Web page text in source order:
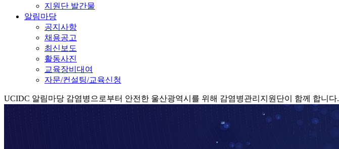
지원단 발간물
알림마당
공지사항
채용공고
최신보도
활동사진
교육장비대여
자문/컨설팅/교육신청
UCIDC 알림마당 감염병으로부터 안전한 울산광역시를 위해 감염병관리지원단이 함께 합니다.